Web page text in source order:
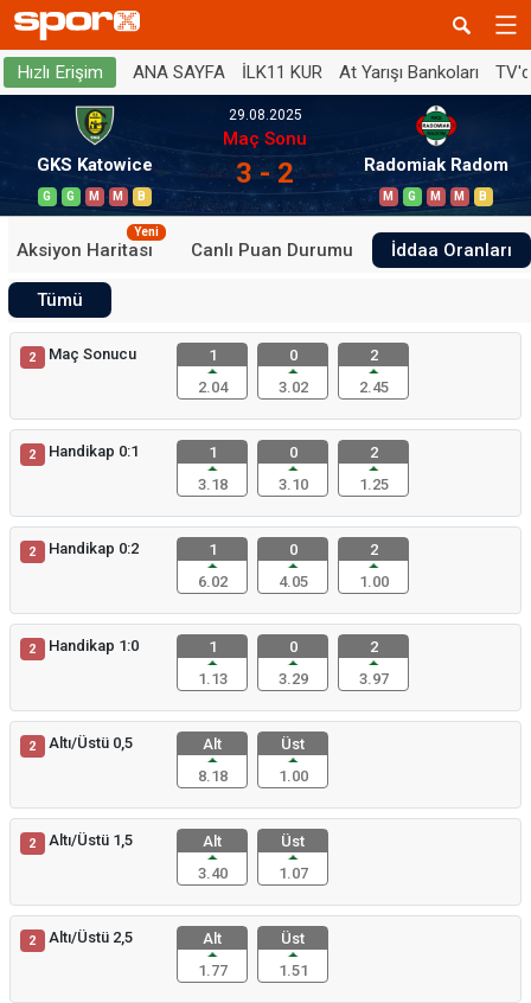
Hızlı Erişim ANA SAYFA İLK11 KUR At Yarışı Bankoları
GKS Katowice
G G M M B
29.08.2025
Maç Sonu
3 - 2 Radomiak Radom
M G M M B
Aksiyon Haritası
Yeni
Canlı Puan Durumu İddaa Oranları
Tümü
2 Maç Sonucu
1
2.04
0
3.02
2
2.45
2 Handikap 0:1
1
3.18
0
3.10
2
1.25
2 Handikap 0:2
1
6.02
0
4.05
2
1.00
2 Handikap 1:0
1
1.13
0
3.29
2
3.97
2 Altı/Üstü 0,5
Alt
8.18
Üst
1.00
2 Altı/Üstü 1,5
Alt
3.40
Üst
1.07
2 Altı/Üstü 2,5
Alt
1.77
Üst
1.51